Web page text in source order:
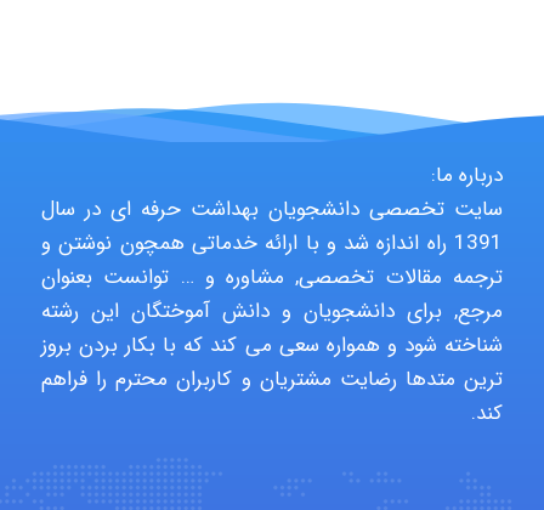
Hasan haghparast
shbnm72
Minoo1375
درباره ما:
سایت تخصصی دانشجویان بهداشت حرفه ای در سال
1391 راه اندازه شد و با ارائه خدماتی همچون نوشتن و
ترجمه مقالات تخصصی, مشاوره و … توانست بعنوان
مرجع, برای دانشجویان و دانش آموختگان این رشته
شناخته شود و همواره سعی می کند که با بکار بردن بروز
ترین متدها رضایت مشتریان و کاربران محترم را فراهم
کند.